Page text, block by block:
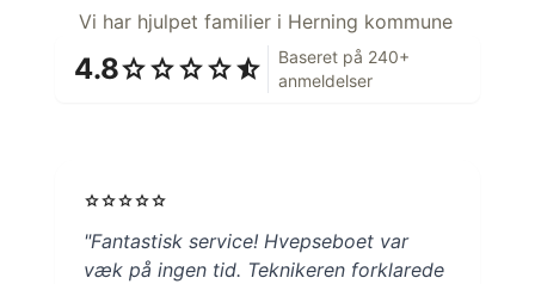
Vi har hjulpet familier i Herning kommune
4.8starstarstarstarstar_half
Baseret på 240+
anmeldelser
starstarstarstarstar
"Fantastisk service! Hvepseboet var
væk på ingen tid. Teknikeren forklarede